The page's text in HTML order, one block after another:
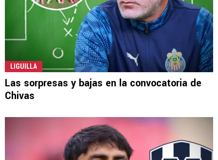
LIGUILLA
Las sorpresas y bajas en la convocatoria de
Chivas